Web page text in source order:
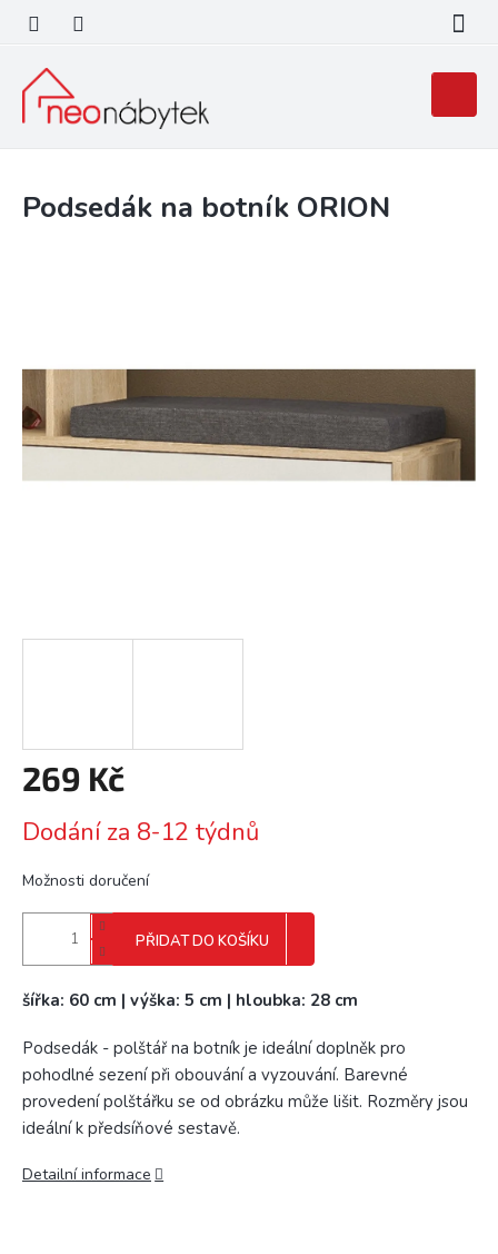
obsah
košík
Podsedák na botník ORION
269 Kč
cena:
Dodání za 8-12 týdnů
Možnosti doručení
PŘIDAT DO KOŠÍKU
šířka: 60 cm | výška: 5 cm | hloubka: 28 cm
Podsedák - polštář na botník je ideální doplněk pro
pohodlné sezení při obouvání a vyzouvání. Barevné
provedení polštářku se od obrázku může lišit. Rozměry jsou
ideální k předsíňové sestavě.
Detailní informace